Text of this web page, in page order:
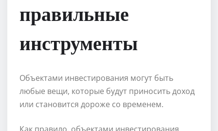
правильные
инструменты
Объектами инвестирования могут быть
любые вещи, которые будут приносить доход
или становится дороже со временем.
Как правило, объектами инвестирования